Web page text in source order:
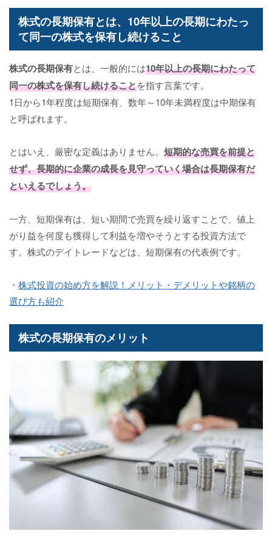
株式の長期保有とは、10年以上の長期にわたっ
て同一の株式を保有し続けること
株式の長期保有とは、一般的には10年以上の長期にわたって
同一の株式を保有し続けることを指す言葉です。
1日から1年程度は短期保有、数年～10年未満程度は中期保有
と呼ばれます。
とはいえ、厳密な定義はありません。 短期的な売買を前提と
せず、長期的に企業の成長を見守っていく場合は長期保有だ
といえるでしょう。
一方、短期保有は、短い期間で売買を繰り返すことで、値上
がり益を何度も獲得して利益を増やそうとする投資方法で
す。株式のデイトレードなどは、短期保有の代表例です。
・ 株式投資の始め方を解説！メリット・デメリットや銘柄の
選び方も紹介
株式の長期保有のメリット